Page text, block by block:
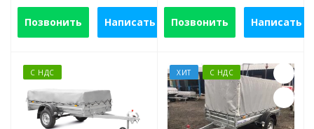
Позвонить Написать Позвонить Написать
С НДС ХИТ С НДС